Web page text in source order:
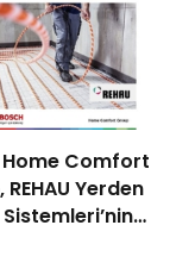
Home Comfort
Yerden